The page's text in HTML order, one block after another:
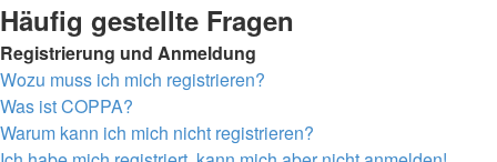
Häufig gestellte Fragen
Registrierung und Anmeldung
Wozu muss ich mich registrieren?
Was ist COPPA?
Warum kann ich mich nicht registrieren?